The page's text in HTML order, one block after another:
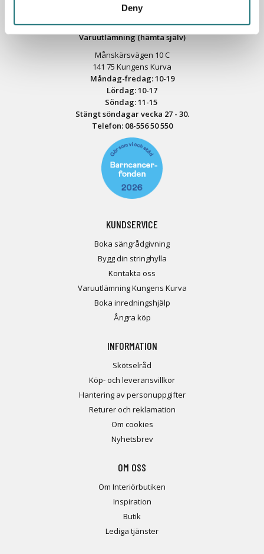
Deny
Fri parkering på Åsögatan 121
Varuutlämning (hämta själv)
Månskärsvägen 10 C
141 75 Kungens Kurva
Måndag-fredag: 10-19
Lördag: 10-17
Söndag: 11-15
Stängt söndagar vecka 27 - 30.
Telefon: 08-556 50 550
KUNDSERVICE
Boka sängrådgivning
Bygg din stringhylla
Kontakta oss
Varuutlämning Kungens Kurva
Boka inredningshjälp
Ångra köp
INFORMATION
Skötselråd
Köp- och leveransvillkor
Hantering av personuppgifter
Returer och reklamation
Om cookies
Nyhetsbrev
OM OSS
Om Interiörbutiken
Inspiration
Butik
Lediga tjänster